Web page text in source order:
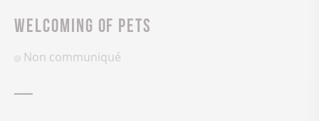
Welcoming of pets
Non communiqué